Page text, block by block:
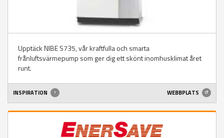
Upptäck NIBE S735, vår kraftfulla och smarta
frånluftsvärmepump som ger dig ett skönt inomhusklimat året
runt.
INSPIRATION WEBBPLATS